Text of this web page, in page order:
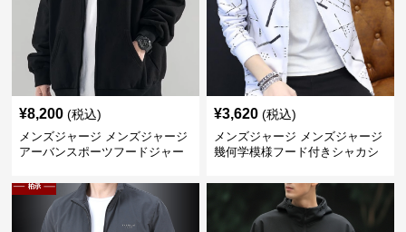
¥8,200 (税込)
メンズジャージ メンズジャージ
アーバンスポーツフードジャー
¥3,620 (税込)
メンズジャージ メンズジャージ
幾何学模様フード付きシャカシ